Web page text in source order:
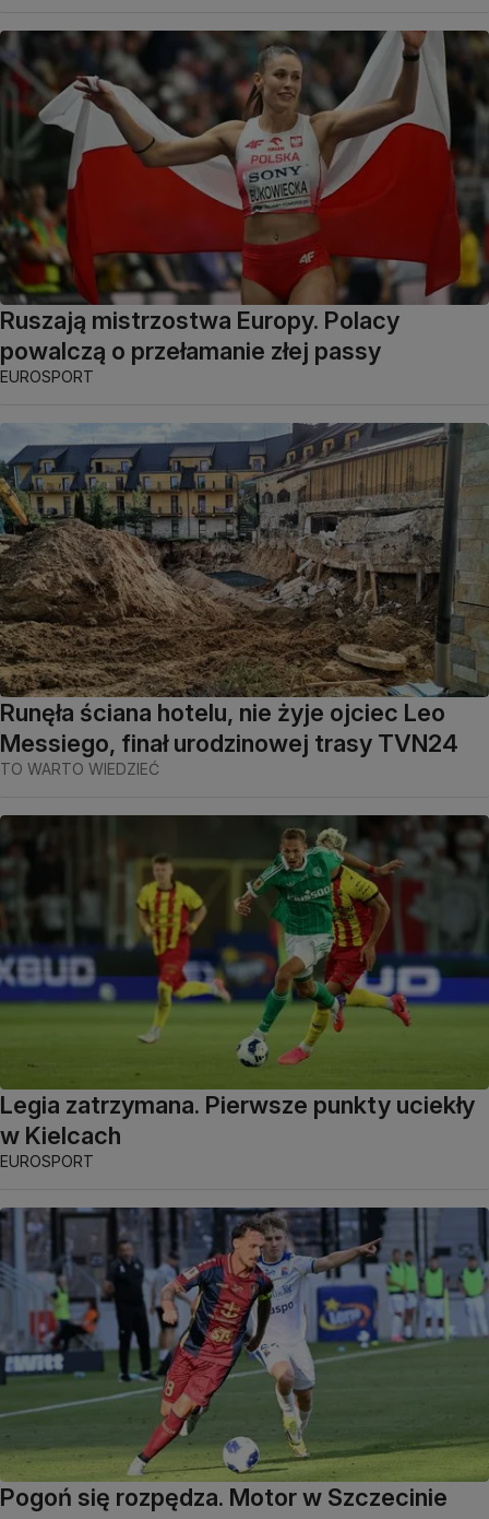
Ruszają mistrzostwa Europy. Polacy
powalczą o przełamanie złej passy
EUROSPORT
Runęła ściana hotelu, nie żyje ojciec Leo
Messiego, finał urodzinowej trasy TVN24
TO WARTO WIEDZIEĆ
Legia zatrzymana. Pierwsze punkty uciekły
w Kielcach
EUROSPORT
Pogoń się rozpędza. Motor w Szczecinie